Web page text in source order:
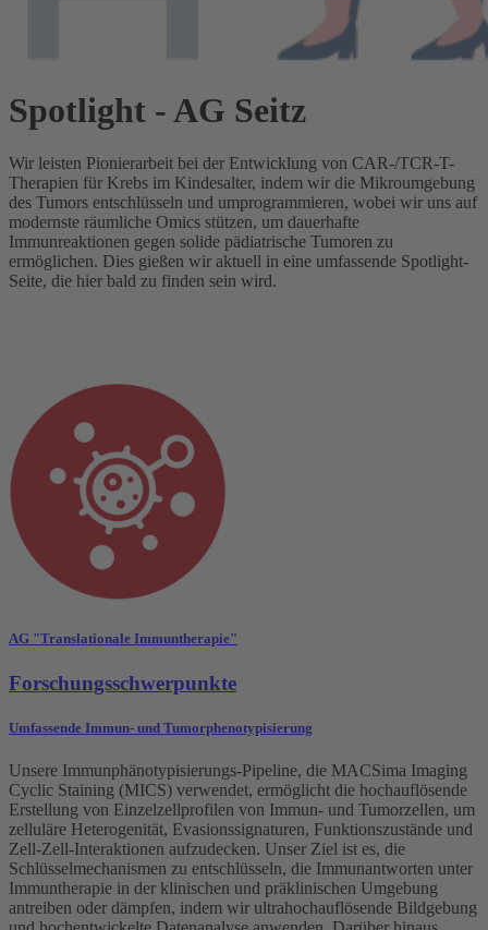
Spotlight - AG Seitz
Wir leisten Pionierarbeit bei der Entwicklung von CAR-/TCR-T-
Therapien für Krebs im Kindesalter, indem wir die Mikroumgebung
des Tumors entschlüsseln und umprogrammieren, wobei wir uns auf
modernste räumliche Omics stützen, um dauerhafte
Immunreaktionen gegen solide pädiatrische Tumoren zu
ermöglichen. Dies gießen wir aktuell in eine umfassende Spotlight-
Seite, die hier bald zu finden sein wird.
AG "Translationale Immuntherapie"
Forschungsschwerpunkte
Umfassende Immun- und Tumorphenotypisierung
Unsere Immunphänotypisierungs-Pipeline, die MACSima Imaging
Cyclic Staining (MICS) verwendet, ermöglicht die hochauflösende
Erstellung von Einzelzellprofilen von Immun- und Tumorzellen, um
zelluläre Heterogenität, Evasionssignaturen, Funktionszustände und
Zell-Zell-Interaktionen aufzudecken. Unser Ziel ist es, die
Schlüsselmechanismen zu entschlüsseln, die Immunantworten unter
Immuntherapie in der klinischen und präklinischen Umgebung
antreiben oder dämpfen, indem wir ultrahochauflösende Bildgebung